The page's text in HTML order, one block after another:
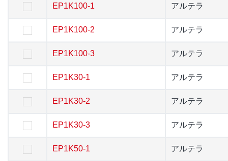
EP1K100-1 アルテラ
EP1K100-2 アルテラ
EP1K100-3 アルテラ
EP1K30-1 アルテラ
EP1K30-2 アルテラ
EP1K30-3 アルテラ
EP1K50-1 アルテラ
EP1K100-1 アルテラ
EP1K100-2 アルテラ
EP1K100-3 アルテラ
EP1K30-1 アルテラ
EP1K30-2 アルテラ
EP1K30-3 アルテラ
EP1K50-1 アルテラ